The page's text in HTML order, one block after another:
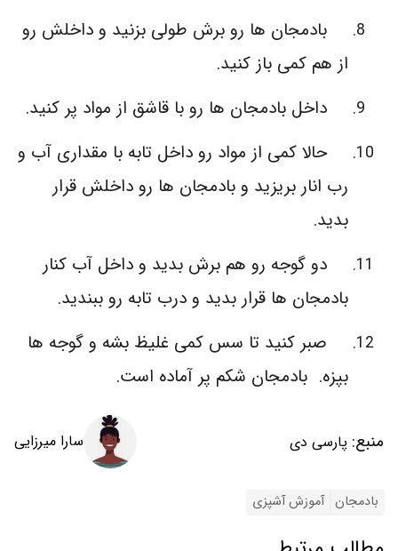
بادمجان ها رو برش طولی بزنید و داخلش رو
از هم کمی باز کنید.
داخل بادمجان ها رو با قاشق از مواد پر کنید.
حالا کمی از مواد رو داخل تابه با مقداری آب و
رب انار بریزید و بادمجان ها رو داخلش قرار
بدید.
دو گوجه رو هم برش بدید و داخل آب کنار
بادمجان ها قرار بدید و درب تابه رو ببندید.
صبر کنید تا سس کمی غلیظ بشه و گوجه ها
بپزه. بادمجان شکم پر آماده است.
منبع: پارسی دی سارا میرزایی
بادمجان آموزش آشپزی